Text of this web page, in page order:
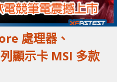
處理器、
顯示卡 MSI 多款